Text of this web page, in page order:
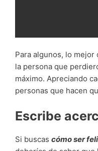
Para algunos, lo
la persona que
máximo. Apreciando
personas que hacen
Escribe
Si buscas cómo ser